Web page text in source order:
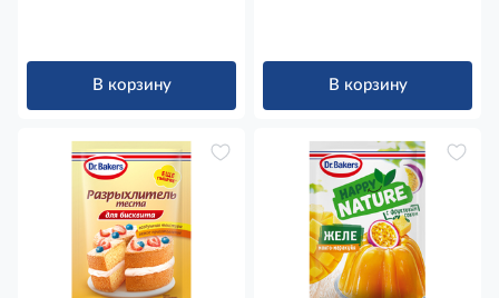
В корзину В корзину